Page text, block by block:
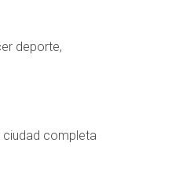
deporte,
ciudad completa